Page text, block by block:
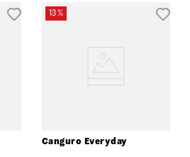
13 %
Canguro Everyday